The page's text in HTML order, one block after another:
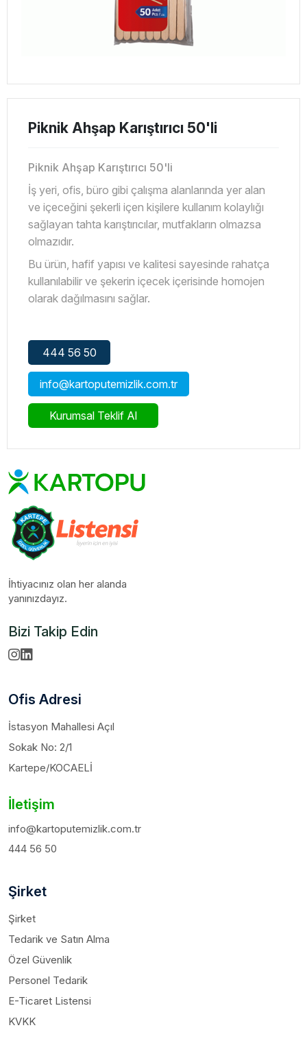
Piknik Ahşap Karıştırıcı 50'li
Piknik Ahşap Karıştırıcı 50'li
İş yeri, ofis, büro gibi çalışma alanlarında yer alan
ve içeceğini şekerli içen kişilere kullanım kolaylığı
sağlayan tahta karıştırıcılar, mutfakların olmazsa
olmazıdır.
Bu ürün, hafif yapısı ve kalitesi sayesinde rahatça
kullanılabilir ve şekerin içecek içerisinde homojen
olarak dağılmasını sağlar.
444 56 50
info@kartoputemizlik.com.tr
Kurumsal Teklif Al
İhtiyacınız olan her alanda
yanınızdayız.
Bizi Takip Edin
Ofis Adresi
İstasyon Mahallesi Açıl
Sokak No: 2/1
Kartepe/KOCAELİ
İletişim
info@kartoputemizlik.com.tr
444 56 50
Şirket
Şirket
Tedarik ve Satın Alma
Özel Güvenlik
Personel Tedarik
E-Ticaret Listensi
KVKK